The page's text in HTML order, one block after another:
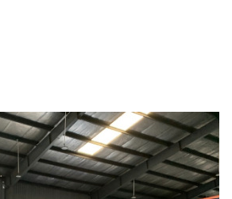
hãng" thông qua nhãn được gắn trên